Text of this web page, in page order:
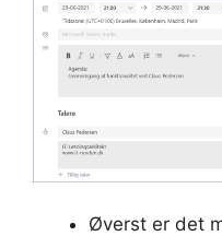
Øverst er det